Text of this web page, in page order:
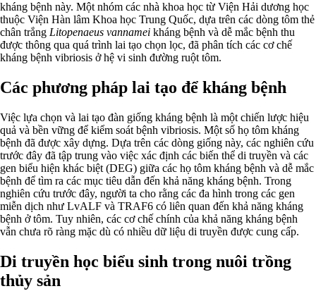
kháng bệnh này. Một nhóm các nhà khoa học từ Viện Hải dương học
thuộc Viện Hàn lâm Khoa học Trung Quốc, dựa trên các dòng tôm thẻ
chân trắng Litopenaeus vannamei kháng bệnh và dễ mắc bệnh thu
được thông qua quá trình lai tạo chọn lọc, đã phân tích các cơ chế
kháng bệnh vibriosis ở hệ vi sinh đường ruột tôm.
Các phương pháp lai tạo để kháng bệnh
Việc lựa chọn và lai tạo đàn giống kháng bệnh là một chiến lược hiệu
quả và bền vững để kiểm soát bệnh vibriosis. Một số họ tôm kháng
bệnh đã được xây dựng. Dựa trên các dòng giống này, các nghiên cứu
trước đây đã tập trung vào việc xác định các biến thể di truyền và các
gen biểu hiện khác biệt (DEG) giữa các họ tôm kháng bệnh và dễ mắc
bệnh để tìm ra các mục tiêu dẫn đến khả năng kháng bệnh. Trong
nghiên cứu trước đây, người ta cho rằng các đa hình trong các gen
miễn dịch như LvALF và TRAF6 có liên quan đến khả năng kháng
bệnh ở tôm. Tuy nhiên, các cơ chế chính của khả năng kháng bệnh
vẫn chưa rõ ràng mặc dù có nhiều dữ liệu di truyền được cung cấp.
Di truyền học biểu sinh trong nuôi trồng
thủy sản